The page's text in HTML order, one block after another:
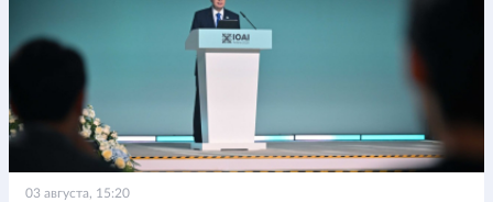
03 августа, 15:20